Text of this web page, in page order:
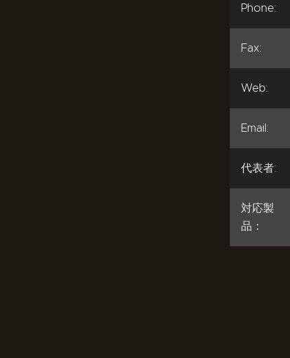
Phone:
Fax:
Web:
Email:
代表者:
対応製
品：